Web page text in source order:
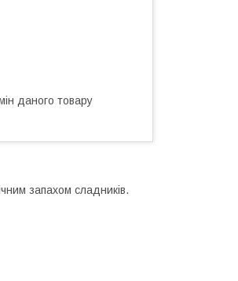
даного товару
запахом сладників.